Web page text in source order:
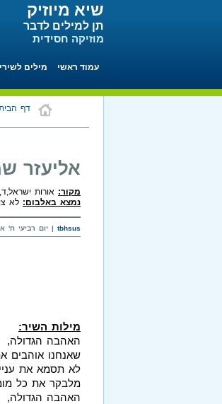
שיא מיוזיק
תן למילים לדבר
מוזיקה חסידית
עמוד ראשי מילים
דף
אליעזר
מקור: אורות
נמצא באלבום: לא
tbhsus | יום רביעי ח' אלול
מילות השיר:
האהבה הגדולה,
שאנחנו אוהבים
לא תסמא את
מלבקר את כל
האהבה הגדולה,